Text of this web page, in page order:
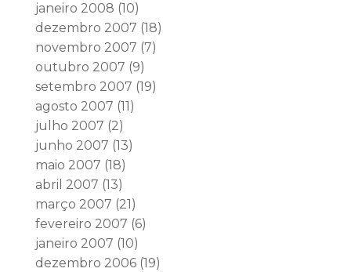
janeiro 2008 (10)
dezembro 2007 (18)
novembro 2007 (7)
outubro 2007 (9)
setembro 2007 (19)
agosto 2007 (11)
julho 2007 (2)
junho 2007 (13)
maio 2007 (18)
abril 2007 (13)
março 2007 (21)
fevereiro 2007 (6)
janeiro 2007 (10)
dezembro 2006(19)